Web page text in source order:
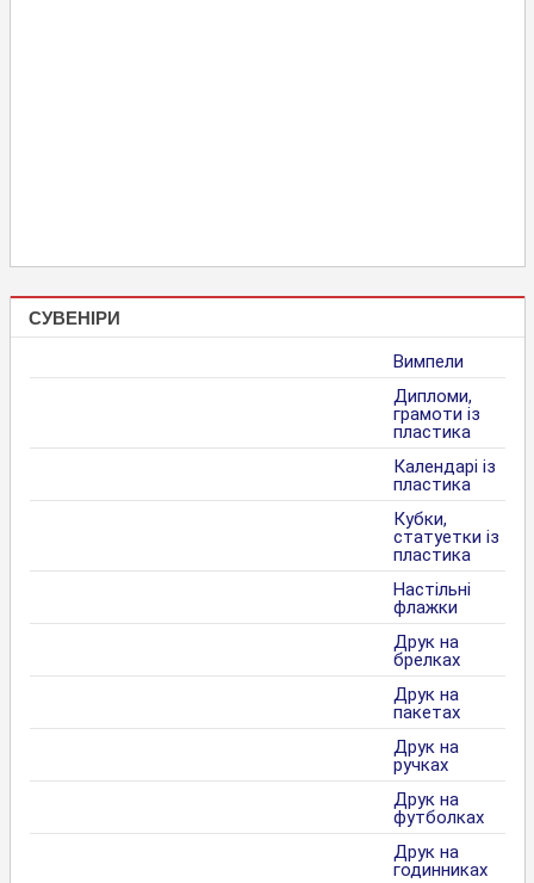
СУВЕНІРИ
Вимпели
Дипломи,
грамоти із
пластика
Календарі із
пластика
Кубки,
статуетки із
пластика
Настільні
флажки
Друк на
брелках
Друк на
пакетах
Друк на
ручках
Друк на
футболках
Друк на
годинниках